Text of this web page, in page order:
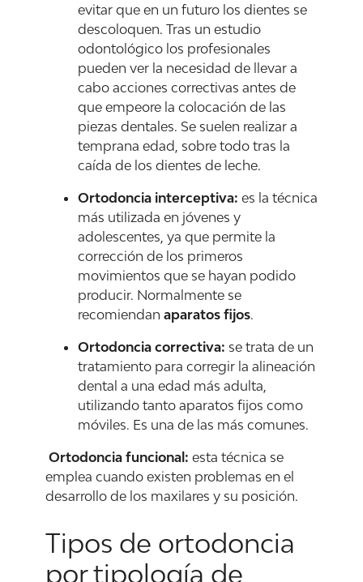
evitar que en un futuro los dientes se
descoloquen. Tras un estudio
odontológico los profesionales
pueden ver la necesidad de llevar a
cabo acciones correctivas antes de
que empeore la colocación de las
piezas dentales. Se suelen realizar a
temprana edad, sobre todo tras la
caída de los dientes de leche.
Ortodoncia interceptiva: es la técnica
más utilizada en jóvenes y
adolescentes, ya que permite la
corrección de los primeros
movimientos que se hayan podido
producir. Normalmente se
recomiendan aparatos fijos.
Ortodoncia correctiva: se trata de un
tratamiento para corregir la alineación
dental a una edad más adulta,
utilizando tanto aparatos fijos como
móviles. Es una de las más comunes.
Ortodoncia funcional: esta técnica se
emplea cuando existen problemas en el
desarrollo de los maxilares y su posición.
Tipos de ortodoncia
por tipología de